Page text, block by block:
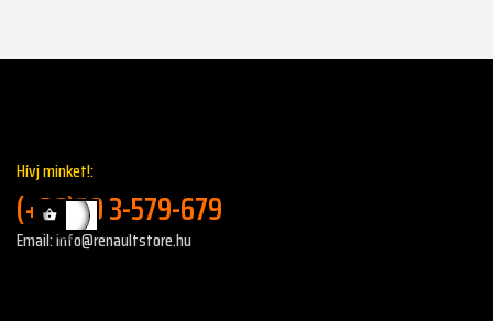
Hívj minket!:
(+36)30 3-579-679
Email: info@renaultstore.hu